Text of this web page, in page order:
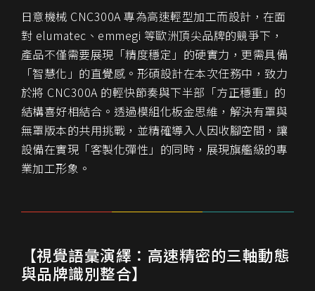
日意機械 CNC300A 專為高速輕型加工而設計，在面
對 elumatec、emmegi 等歐洲頂尖品牌的競爭下，
產品不僅需要展現「精度穩定」的硬實力，更需具備
「智慧化」的直覺感。形碩設計在本次任務中，致力
於將 CNC300A 的輕快節奏與下半部「方正穩重」的
結構喜好相結合。透過模組化板金思維，解決有罩與
無罩版本的共用挑戰，並精確導入人因收腳空間，讓
設備在實現「客製化彈性」的同時，展現旗艦級的專
業加工形象。
【視覺語彙演繹：高速精密的三軸動態
與品牌識別整合】